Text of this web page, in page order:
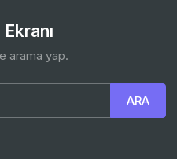
arama yap.